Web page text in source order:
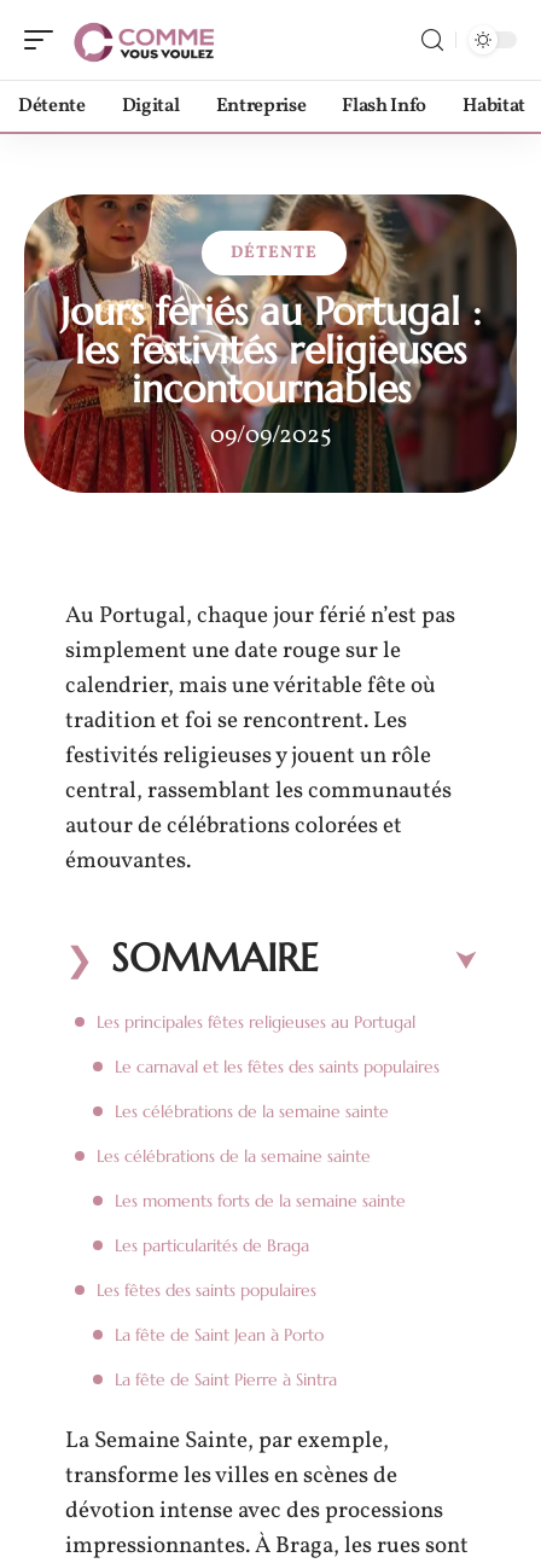
Détente Digital Entreprise Flash Info Habitat
DÉTENTE
Jours fériés au Portugal :
les festivités religieuses
incontournables
09/09/2025
Au Portugal, chaque jour férié n’est pas
simplement une date rouge sur le
calendrier, mais une véritable fête où
tradition et foi se rencontrent. Les
festivités religieuses y jouent un rôle
central, rassemblant les communautés
autour de célébrations colorées et
émouvantes.
SOMMAIRE
Les principales fêtes religieuses au Portugal
Le carnaval et les fêtes des saints populaires
Les célébrations de la semaine sainte
Les célébrations de la semaine sainte
Les moments forts de la semaine sainte
Les particularités de Braga
Les fêtes des saints populaires
La fête de Saint Jean à Porto
La fête de Saint Pierre à Sintra
La Semaine Sainte, par exemple,
transforme les villes en scènes de
dévotion intense avec des processions
impressionnantes. À Braga, les rues sont